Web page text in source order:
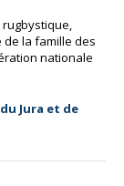
la famille des
nationale
Jura et de